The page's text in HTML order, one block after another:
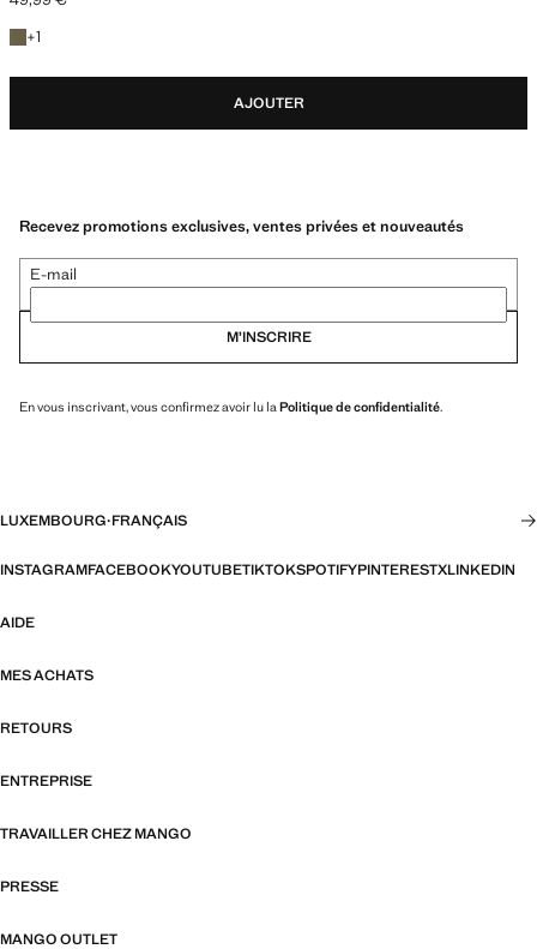
Prix actuel [49,99 € ]
+1
+1 couleur
AJOUTER
Recevez promotions exclusives, ventes privées et nouveautés
E-mail
M’INSCRIRE
En vous inscrivant, vous confirmez avoir lu la Politique de confidentialité.
LUXEMBOURG·FRANÇAIS
INSTAGRAMFACEBOOKYOUTUBETIKTOKSPOTIFYPINTERESTXLINKEDIN
AIDE
MES ACHATS
RETOURS
ENTREPRISE
TRAVAILLER CHEZ MANGO
PRESSE
MANGO OUTLET